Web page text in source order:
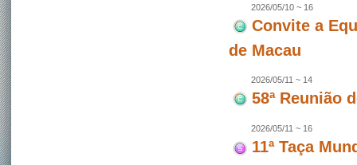
2026/05/10 ~ 16
Convite a
de Macau
2026/05/11 ~ 14
58ª Reunião
2026/05/11 ~ 16
11ª Taça